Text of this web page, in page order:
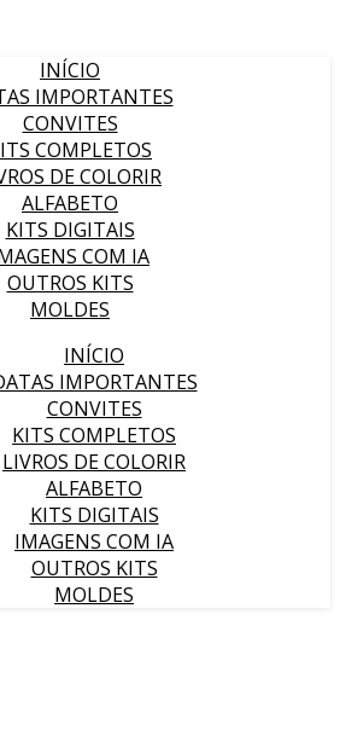
INÍCIO
IMPORTANTES
CONVITES
COMPLETOS
DE COLORIR
ALFABETO
KITS DIGITAIS
COM IA
OUTROS KITS
MOLDES
INÍCIO
IMPORTANTES
CONVITES
KITS COMPLETOS
LIVROS DE COLORIR
ALFABETO
KITS DIGITAIS
IMAGENS COM IA
OUTROS KITS
MOLDES